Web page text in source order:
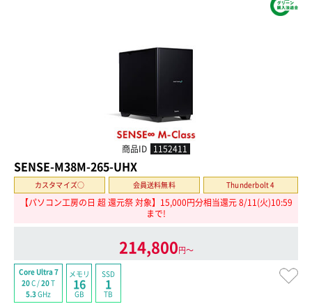
商品ID 1152411
SENSE-M38M-265-UHX
カスタマイズ○ 会員送料無料 Thunderbolt 4
【パソコン工房の日 超 還元祭 対象】15,000円分相当還元 8/11(火)10:59
まで!
214,800円〜
Core Ultra 7
20C /20T
5.3GHz
メモリ
16
GB
SSD
1
TB